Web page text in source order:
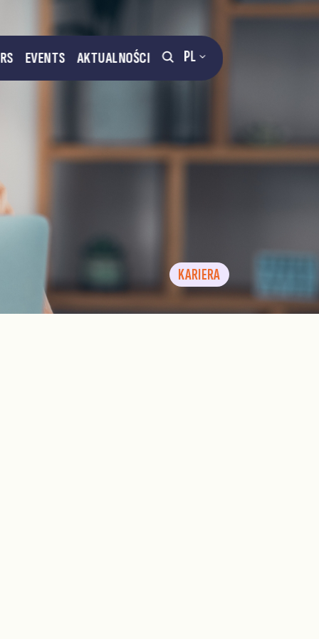
PL
EVENTS AKTUALNOŚCI
KARIERA